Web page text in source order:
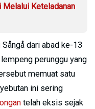
Melalui Keteladanan
dari abad ke-13
perunggu yang
memuat satu
ini sering
telah eksis sejak